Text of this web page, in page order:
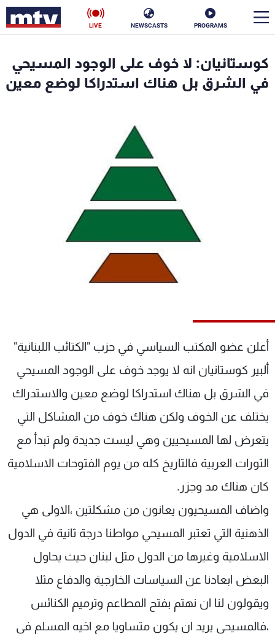
PROGRAMS
NEWSCASTS
LIVE
كوستانيان: لا خوف على الوجود المسيحي
في الشرق بل هناك استدراكا لوضع معين
أعلن عضو المكتب السياسي في حزب "الكتائب اللبنانية"
ألبير كوستانيان انه لا يوجد خوف على الوجود المسيحي
في الشرق بل هناك استدراكا لوضع معين والاستدراك
يختلف عن الخوف ولكن هناك خوف من المشاكل التي
يتعرض لها المسيحيين وهي ليست جديدة ولم تبدأ مع
الثورات العربية فالتاريخ كله من يوم الفتوحات الاسلامية
كان هناك مد وجزر.
واضاف المسيحيون يعانون من مشكلتين ،الاولى هي
الذهنية التي تعتبر المسيحي مواطنا درجة ثانية في الدول
الاسلامية وغيرها من الدول مثل لبنان حيث يحاول
البعض ابعادنا عن السياسات الخارجية والدفاع مثلا
ويقولون لنا ان نهتم بفتح المطاعم وترميم الكنائس
،فالمسيحي يريد ان يكون متساويا مع اخيه المسلم في
الأخبار
فن
رياضة
عن MTV
لاعلاناتكم
وظائف
تواصل معنا
شروط الإسـتخدام